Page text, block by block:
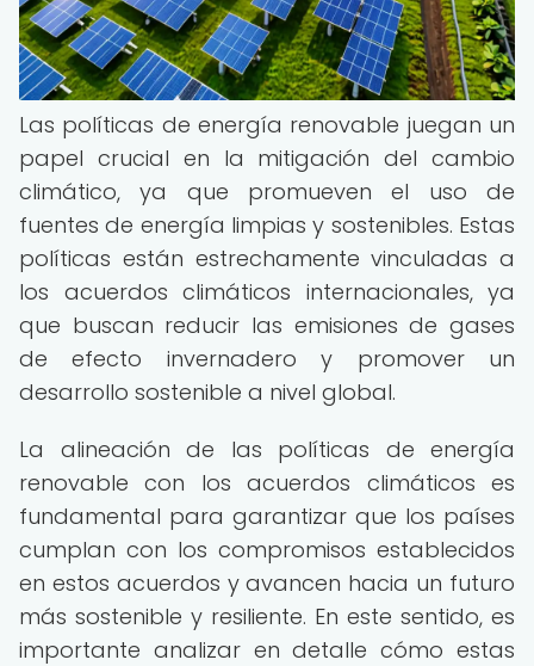
Las políticas de energía renovable juegan un
papel crucial en la mitigación del cambio
climático, ya que promueven el uso de
fuentes de energía limpias y sostenibles. Estas
políticas están estrechamente vinculadas a
los acuerdos climáticos internacionales, ya
que buscan reducir las emisiones de gases
de efecto invernadero y promover un
desarrollo sostenible a nivel global.
La alineación de las políticas de energía
renovable con los acuerdos climáticos es
fundamental para garantizar que los países
cumplan con los compromisos establecidos
en estos acuerdos y avancen hacia un futuro
más sostenible y resiliente. En este sentido, es
importante analizar en detalle cómo estas